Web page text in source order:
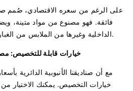
على الرغم من سعره الاقتصادي، صُمم
فائقة. فهو مصنوع من مواد متينة،
الداخلية وغيرها من الملابس من الغبار والتلف أثناء النقل والتخزين.
خيارات قابلة للتخصيص:
مع أن صناديقنا الأنبوبية الدائرية
خيارات التخصيص. يمكنك الاختيار